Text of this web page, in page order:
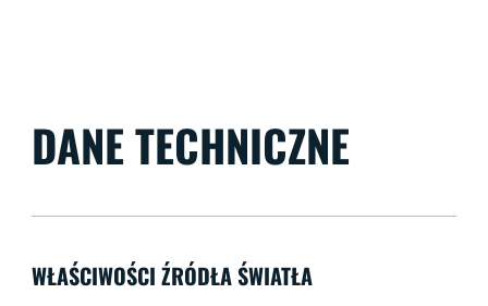
DANE TECHNICZNE
WŁAŚCIWOŚCI ŹRÓDŁA ŚWIATŁA